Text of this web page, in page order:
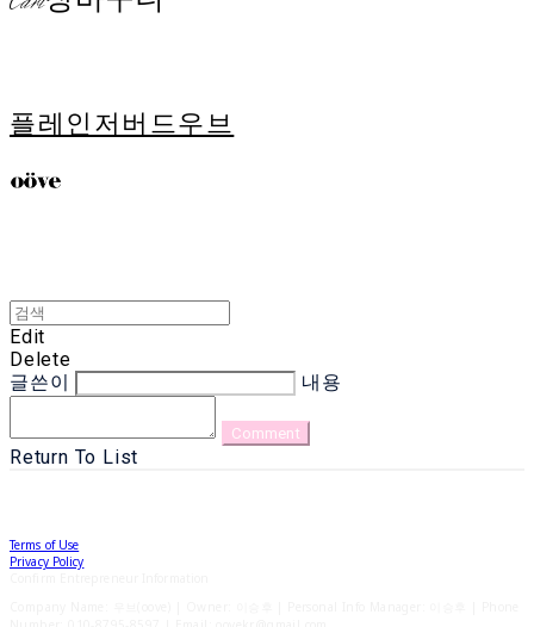
플레인저버드우브
Edit
Delete
글쓴이
내용
Comment
Return To List
Terms of Use
Privacy Policy